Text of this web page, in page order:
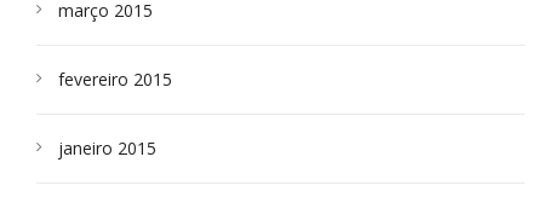
março 2015
fevereiro 2015
janeiro 2015